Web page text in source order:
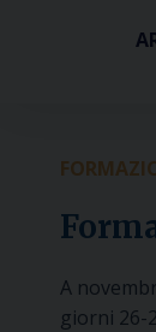
A
giorni 26-